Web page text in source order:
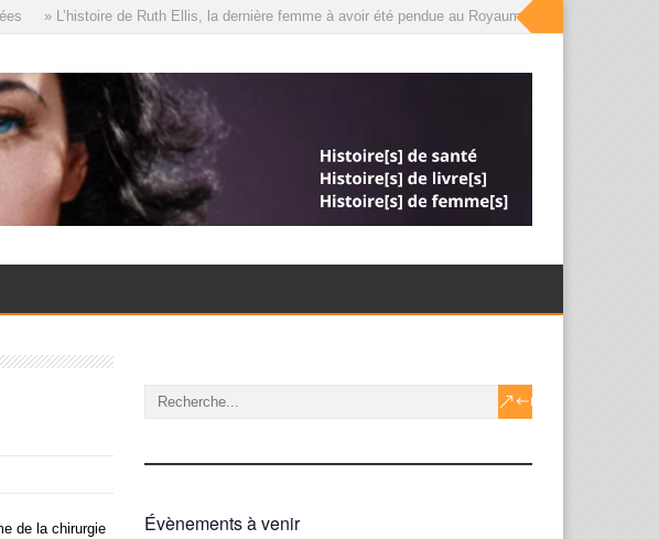
» L’histoire de Ruth Ellis, la dernière femme à avoir été pendue au Royaume-Uni, que le roi a
de la chirurgie
Évènements à venir